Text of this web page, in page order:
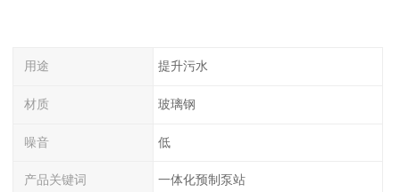
用途 提升污水
材质 玻璃钢
噪音 低
产品关键词 一体化预制泵站